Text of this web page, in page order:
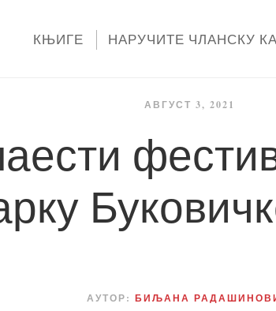
КЊИГЕ НАРУЧИТЕ ЧЛАНСКУ
АВГУСТ 3, 2021
АУТОР: БИЉАНА